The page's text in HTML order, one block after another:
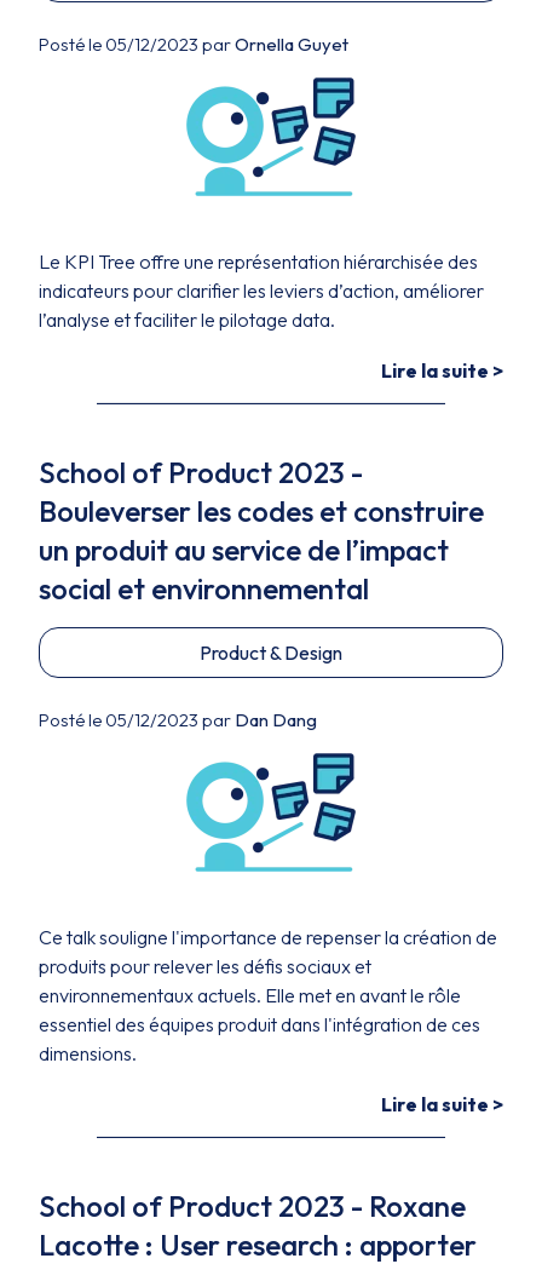
Posté le 05/12/2023 parOrnella Guyet
Le KPI Tree offre une représentation hiérarchisée des
indicateurs pour clarifier les leviers d’action, améliorer
l’analyse et faciliter le pilotage data.
Lire la suite >
School of Product 2023 -
Bouleverser les codes et construire
un produit au service de l’impact
social et environnemental
Product & Design
Posté le 05/12/2023 par Dan Dang
Ce talk souligne l'importance de repenser la création de
produits pour relever les défis sociaux et
environnementaux actuels. Elle met en avant le rôle
essentiel des équipes produit dans l'intégration de ces
dimensions.
Lire la suite >
School of Product 2023 - Roxane
Lacotte : User research : apporter